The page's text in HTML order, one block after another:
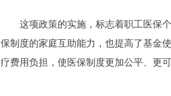
这项政策的实施，标志着职工医保个
保制度的家庭互助能力，也提高了基金
疗费用负担，使医保制度更加公平、更